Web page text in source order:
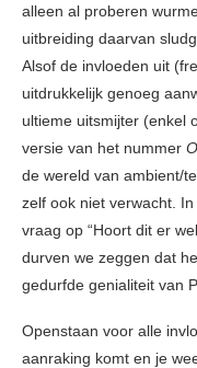
alleen al proberen
uitbreiding daarvan
Alsof de invloeden uit
uitdrukkelijk genoeg
ultieme uitsmijter (enkel
versie van het nummer
de wereld van ambient/
zelf ook niet verwacht.
vraag op “Hoort dit er
durven we zeggen dat
gedurfde genialiteit van
Openstaan voor alle
aanraking komt en je